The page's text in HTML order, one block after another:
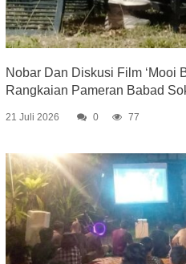
Nobar Dan Diskusi Film ‘Mooi
Rangkaian Pameran Babad
21 Juli 2026 0 77